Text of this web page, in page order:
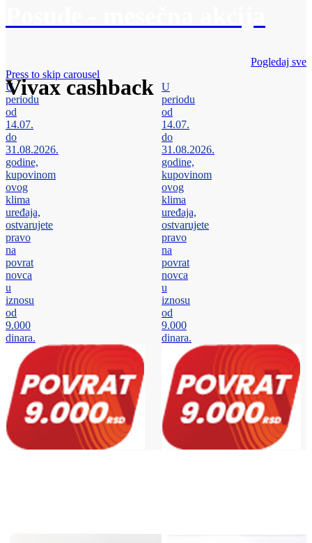
Vivax cashback
Pogledaj sve
Press to skip carousel
U
periodu
od
14.07.
do
31.08.2026.
godine,
kupovinom
ovog
klima
uređaja,
ostvarujete
pravo
na
povrat
novca
u
iznosu
od
9.000
dinara.
U
periodu
od
14.07.
do
31.08.2026.
godine,
kupovinom
ovog
klima
uređaja,
ostvarujete
pravo
na
povrat
novca
u
iznosu
od
9.000
dinara.